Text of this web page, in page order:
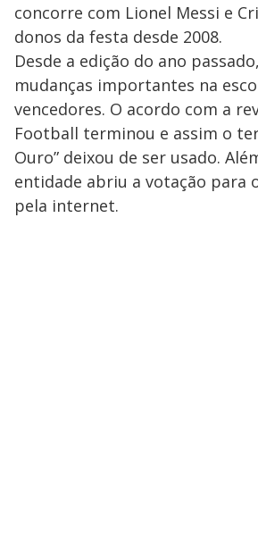
concorre com Lionel Messi e
donos da festa desde 2008.
Desde a edição do ano
mudanças importantes na
vencedores. O acordo com a
Football terminou e assim o
Ouro” deixou de ser usado.
entidade abriu a votação para
pela internet.